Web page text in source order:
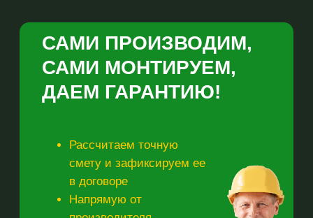
Я даю согласие на обработку
персональных данных в
соответствии сполитикой
конфиденциальности